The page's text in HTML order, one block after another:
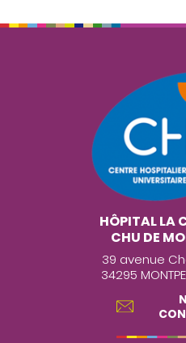
HÔPITAL LA
CHU DE
39 avenue
34295